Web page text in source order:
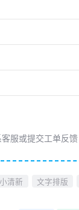
服或提交工单反馈
小清新 文字排版